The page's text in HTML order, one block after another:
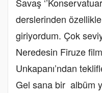
derslerinden
giriyordum. Çok
Neredesin Firuze
Unkapanı’ndan
Gel sana bir albüm